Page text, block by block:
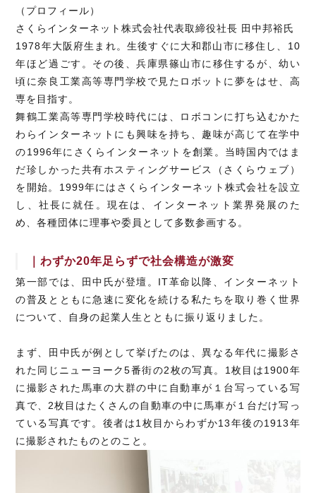
（プロフィール）
さくらインターネット株式会社代表取締役社長 田中邦裕氏
1978年大阪府生まれ。生後すぐに大和郡山市に移住し、10
年ほど過ごす。その後、兵庫県篠山市に移住するが、幼い
頃に奈良工業高等専門学校で見たロボットに夢をはせ、高
専を目指す。
舞鶴工業高等専門学校時代には、ロボコンに打ち込むかた
わらインターネットにも興味を持ち、趣味が高じて在学中
の1996年にさくらインターネットを創業。当時国内ではま
だ珍しかった共有ホスティングサービス（さくらウェブ）
を開始。1999年にはさくらインターネット株式会社を設立
し、社長に就任。現在は、インターネット業界発展のた
め、各種団体に理事や委員として多数参画する。
｜わずか20年足らずで社会構造が激変
第一部では、田中氏が登壇。IT革命以降、インターネット
の普及とともに急速に変化を続ける私たちを取り巻く世界
について、自身の起業人生とともに振り返りました。
まず、田中氏が例として挙げたのは、異なる年代に撮影さ
れた同じニューヨーク5番街の2枚の写真。1枚目は1900年
に撮影された馬車の大群の中に自動車が１台写っている写
真で、2枚目はたくさんの自動車の中に馬車が１台だけ写っ
ている写真です。後者は1枚目からわずか13年後の1913年
に撮影されたものとのこと。